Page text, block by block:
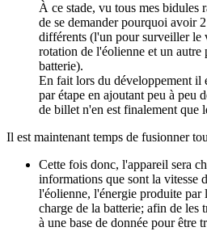
À ce stade, vu tous mes bidules
de se demander pourquoi avoir
différents (l'un pour surveiller le
rotation de l'éolienne et un autre
batterie).
En fait lors du développement il
par étape en ajoutant peu à peu
de billet n'en est finalement que
Il est maintenant temps de fusionner
Cette fois donc, l'appareil sera
informations que sont la vitesse
l'éolienne, l'énergie produite par
charge de la batterie; afin de les
à une base de donnée pour être